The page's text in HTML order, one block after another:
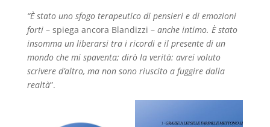
“È stato uno sfogo terapeutico di pensieri e di emozioni
forti– spiega ancora Blandizzi –anche intimo. È stato
insomma un liberarsi tra i ricordi e il presente di un
mondo che mi spaventa; dirò la verità: avrei voluto
scrivere d’altro, ma non sono riuscito a fuggire dalla
realtà”.